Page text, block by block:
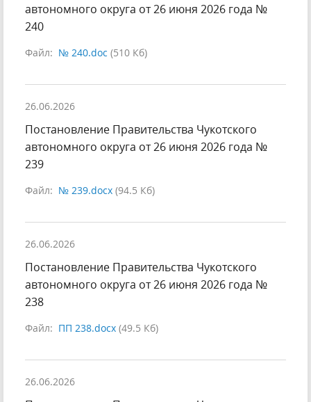
автономного округа от 26 июня 2026 года №
240
Файл: № 240.doc (510 Кб)
26.06.2026
Постановление Правительства Чукотского
автономного округа от 26 июня 2026 года №
239
Файл: № 239.docx (94.5 Кб)
26.06.2026
Постановление Правительства Чукотского
автономного округа от 26 июня 2026 года №
238
Файл: ПП 238.docx (49.5 Кб)
26.06.2026